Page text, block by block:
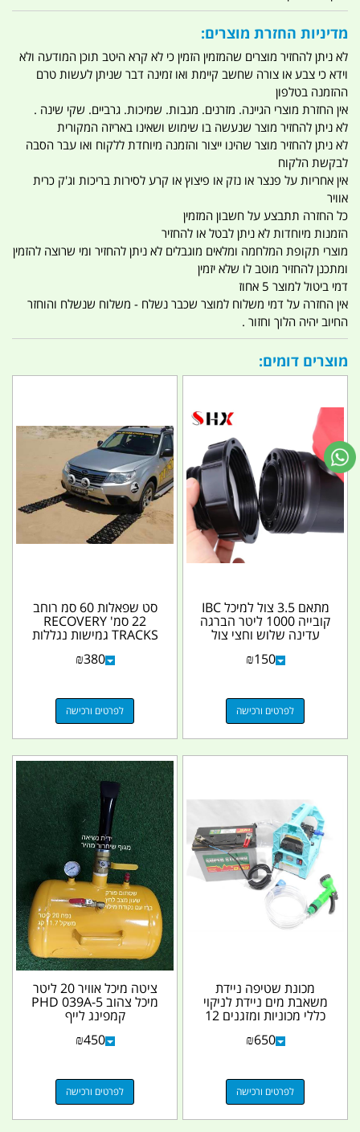
מדיניות החזרת מוצרים:
לא ניתן להחזיר מוצרים שהמזמין הזמין כי לא קרא היטב תוכן המודעה ולא
וידא כי צבע או צורה שחשב קיימת ואו זמינה דבר שניתן לעשות טרם
ההזמנה בטלפון
אין החזרת מוצרי הגיינה. מזרנים. מגבות. שמיכות. גרביים. שקי שינה .
לא ניתן להחזיר מוצר שנעשה בו שימוש ושאינו באריזה המקורית
לא ניתן להחזיר מוצר שהינו ייצור והזמנה מיוחדת ללקוח ואו עבר הסבה
לבקשת הלקוח
אין אחריות על פנצר או נזק או פיצוץ או קרע לסירות בריכות וג'ק כרית
אוויר
כל החזרה תתבצע על חשבון המזמין
הזמנות מיוחדות לא ניתן לבטל או להחזיר
מוצרי תקופת המלחמה ומלאים מוגבלים לא ניתן להחזיר ומי שרוצה להזמין
ומתכנן להחזיר מוטב לו שלא יזמין
דמי ביטול למוצר 5 אחוז
אין החזרה על דמי משלוח למוצר שכבר נשלח - משלוח שנשלח והוחזר
החיוב יהיה הלוך וחזור .
מוצרים דומים:
מתאם 3.5 צול למיכל IBC
קובייה 1000 ליטר הברגה
עדינה שלוש וחצי צול
₪150
לפרטים ורכישה
סט שפאלות 60 סמ רוחב
22 סמ' RECOVERY
TRACKS גמישות נגללות
₪380
לפרטים ורכישה
מכונת שטיפה ניידת
משאבת מים ניידת לניקוי
כללי מכוניות ומזגנים 12
₪650
לפרטים ורכישה
ציטה מיכל אוויר 20 ליטר
מיכל צהוב PHD 039A-5
קמפינג לייף
₪450
לפרטים ורכישה